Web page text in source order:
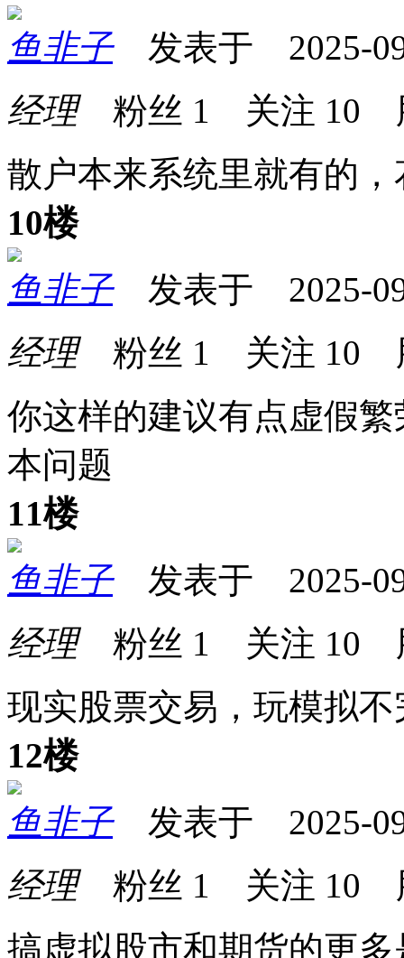
鱼非子发表于 2025-
经理粉丝 1 关注 10
散户本来系统里就有的
10楼
鱼非子发表于 2025-
经理粉丝 1 关注 10
你这样的建议有点虚假
本问题
11楼
鱼非子发表于 2025-
经理粉丝 1 关注 10
现实股票交易，玩模拟不
12楼
鱼非子发表于 2025-
经理粉丝 1 关注 10
搞虚拟股市和期货的更